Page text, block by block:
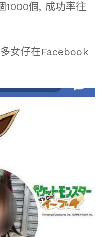
1000個, 成功率往
女仔在Facebook